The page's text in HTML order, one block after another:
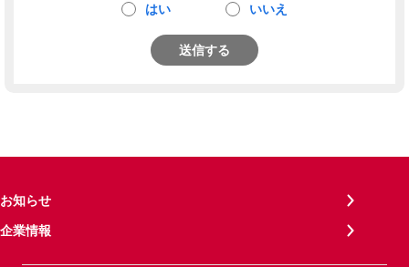
はい いいえ
送信する
お知らせ
企業情報